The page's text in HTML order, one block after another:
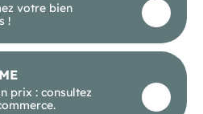
votre bien
!
prix : consultez